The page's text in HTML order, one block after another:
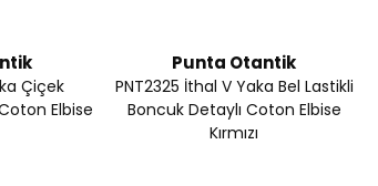
Çiçek
Elbise
Punta Otantik
PNT2325 İthal V Yaka Bel Lastikli
Boncuk Detaylı Coton Elbise
Kırmızı